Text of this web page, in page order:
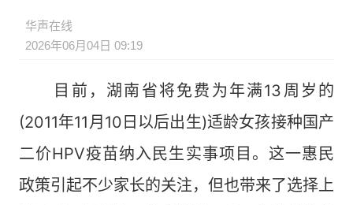
华声在线
2026年06月04日 09:19
目前，湖南省将免费为年满13周岁的
(2011年11月10日以后出生)适龄女孩接种国产
二价HPV疫苗纳入民生实事项目。这一惠民
政策引起不少家长的关注，但也带来了选择上